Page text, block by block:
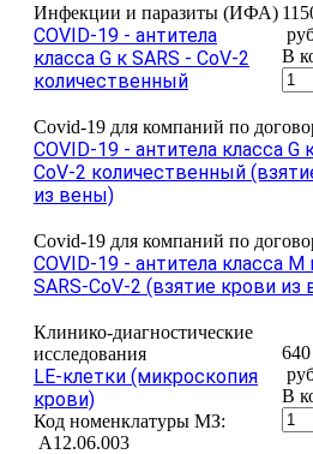
Инфекции и паразиты (ИФА)
COVID-19 - антитела
класса G к SARS - CoV-2
количественный
В
Covid-19 для компаний по
COVID-19 - антитела класса G
CoV-2 количественный
из вены)
Covid-19 для компаний по
COVID-19 - антитела класса M
SARS-CoV-2 (взятие крови из
Клинико-диагностические
исследования
LE-клетки (микроскопия
крови)
Код номенклатуры МЗ:
A12.06.003
640
В